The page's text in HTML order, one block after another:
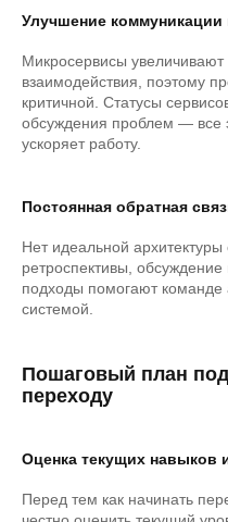
Улучшение коммуникации
Микросервисы увеличивают
взаимодействия, поэтому
критичной. Статусы
обсуждения проблем — все
ускоряет работу.
Постоянная обратная
Нет идеальной
ретроспективы, обсуждение
подходы помогают команде
системой.
Пошаговый план
переходу
Оценка текущих навыков
Перед тем как начинать